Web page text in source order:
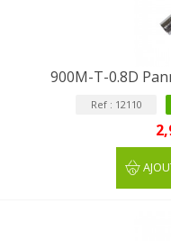
900M-T-0.8D
Ref : 12110